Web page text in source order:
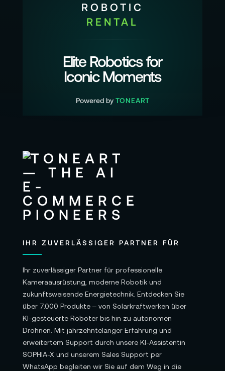
ROBOTIC
RENTAL
Elite Robotics for
Iconic Moments
Powered by TONEART
IHR ZUVERLÄSSIGER PARTNER FÜR
Ihr zuverlässiger Partner für professionelle
Kameraausrüstung, moderne Robotik und
zukunftsweisende Energietechnik. Entdecken Sie
über 7.000 Produkte – von Solarkraftwerken über
KI-gesteuerte Roboter bis hin zu autonomen
Drohnen. Mit jahrzehntelanger Erfahrung und
erweitertem Support durch unsere KI-Assistentin
SOPHIA-X und unserem Sales Support per
WhatsApp begleiten wir Sie auf dem Weg in die